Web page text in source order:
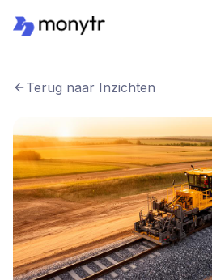
Terug naar Inzichten